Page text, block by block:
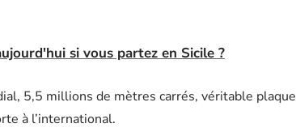
si vous partez en Sicile ?
5,5 millions de mètres carrés, véritable plaque
à l’international.